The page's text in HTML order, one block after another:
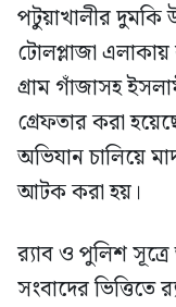
পটুয়াখালীর
টোলপ্লাজা
গ্রাম গাঁজাসহ
গ্রেফতার করা
অভিযান চালিয়ে
আটক করা হয়।
র‍্যাব ও পুলিশ
সংবাদের ভিত্তিতে